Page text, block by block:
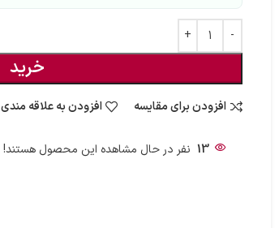
خرید
افزودن برای مقایسه افزودن به علاقه مندی
13 نفر در حال مشاهده این محصول هستند!